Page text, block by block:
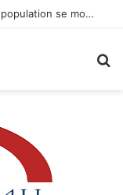
Manifestation à Springfield (Ohio) : La population se mobilise pour les Haïtiens face au TPS et aux bracelets électroniques